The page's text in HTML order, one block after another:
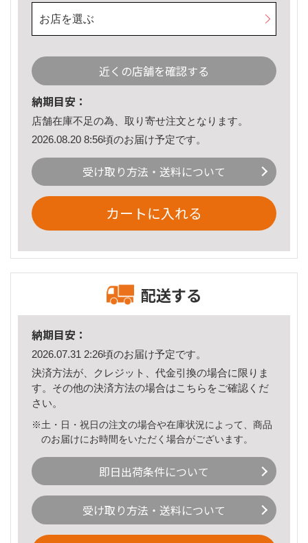
お店を選ぶ
近くの店舗を確認する
納期目安：
店舗在庫不足の為、取り寄せ注文となります。
2026.08.20 8:56頃のお届け予定です。
受け取り方法・送料について
カートに入れる
配送する
納期目安：
2026.07.31 2:26頃のお届け予定です。
決済方法が、クレジット、代金引換の場合に限りま
す。その他の決済方法の場合はこちら をご確認くだ
さい。
※土・日・祝日の注文の場合や在庫状況によって、商品
のお届けにお時間をいただく場合がございます。
即日出荷条件について
受け取り方法・送料について